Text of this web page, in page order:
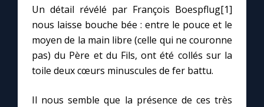
Un détail révélé par François Boespflug[1]
nous laisse bouche bée : entre le pouce et le
moyen de la main libre (celle qui ne couronne
pas) du Père et du Fils, ont été collés sur la
toile deux cœurs minuscules de fer battu.
Il nous semble que la présence de ces très